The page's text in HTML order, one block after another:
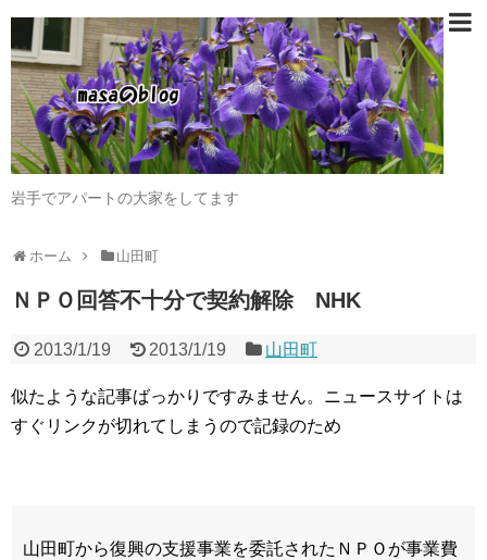
岩手でアパートの大家をしてます
ホーム 山田町
ＮＰＯ回答不十分で契約解除 NHK
2013/1/19 2013/1/19 山田町
似たような記事ばっかりですみません。ニュースサイトは
すぐリンクが切れてしまうので記録のため
山田町から復興の支援事業を委託されたＮＰＯが事業費